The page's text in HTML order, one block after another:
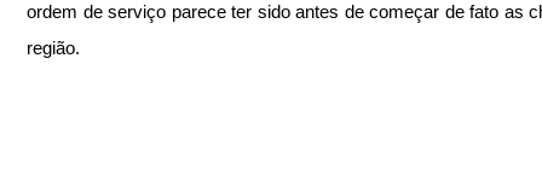
ordem de serviço parece ter sido antes de começar de fato as
região.